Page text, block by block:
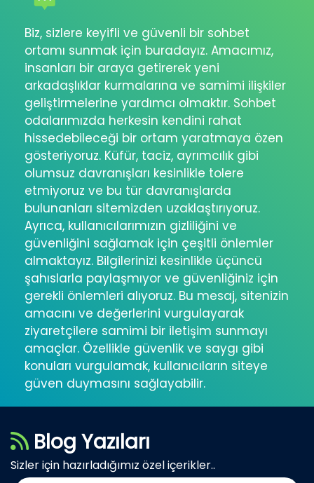
Biz, sizlere keyifli ve güvenli bir sohbet
ortamı sunmak için buradayız. Amacımız,
insanları bir araya getirerek yeni
arkadaşlıklar kurmalarına ve samimi ilişkiler
geliştirmelerine yardımcı olmaktır. Sohbet
odalarımızda herkesin kendini rahat
hissedebileceği bir ortam yaratmaya özen
gösteriyoruz. Küfür, taciz, ayrımcılık gibi
olumsuz davranışları kesinlikle tolere
etmiyoruz ve bu tür davranışlarda
bulunanları sitemizden uzaklaştırıyoruz.
Ayrıca, kullanıcılarımızın gizliliğini ve
güvenliğini sağlamak için çeşitli önlemler
almaktayız. Bilgilerinizi kesinlikle üçüncü
şahıslarla paylaşmıyor ve güvenliğiniz için
gerekli önlemleri alıyoruz. Bu mesaj, sitenizin
amacını ve değerlerini vurgulayarak
ziyaretçilere samimi bir iletişim sunmayı
amaçlar. Özellikle güvenlik ve saygı gibi
konuları vurgulamak, kullanıcıların siteye
güven duymasını sağlayabilir.
Blog Yazıları
Sizler için hazırladığımız özel içerikler..